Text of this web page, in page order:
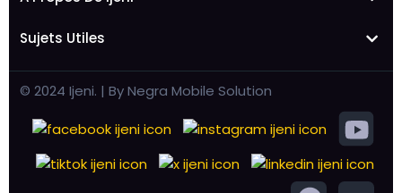
Sujets Utiles
© 2024 Ijeni. | By Negra Mobile Solution